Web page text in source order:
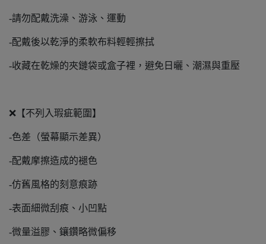
-請勿配戴洗澡、游泳、運動
-配戴後以乾淨的柔軟布料輕輕擦拭
-收藏在乾燥的夾鏈袋或盒子裡，避免日曬、潮濕與重壓
❌【不列入瑕疵範圍】
-色差（螢幕顯示差異）
-配戴摩擦造成的褪色
-仿舊風格的刻意痕跡
-表面細微刮痕、小凹點
-微量溢膠、鑲鑽略微偏移